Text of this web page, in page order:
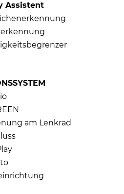
Assistent
am Lenkrad